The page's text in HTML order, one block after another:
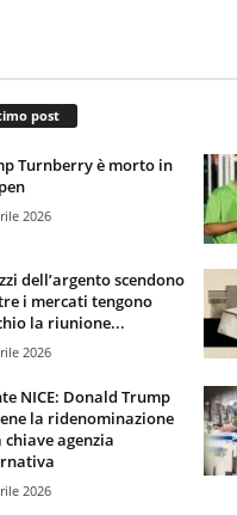
post
Turnberry è morto in
2026
dell’argento scendono
i mercati tengono
la riunione...
2026
NICE: Donald Trump
la ridenominazione
chiave agenzia
2026